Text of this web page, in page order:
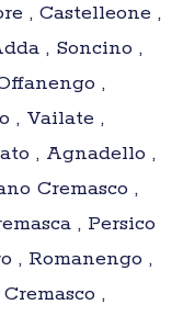
, Castelleone ,
, Soncino ,
,
, Vailate ,
, Agnadello ,
Cremasco ,
, Persico
, Romanengo ,
,